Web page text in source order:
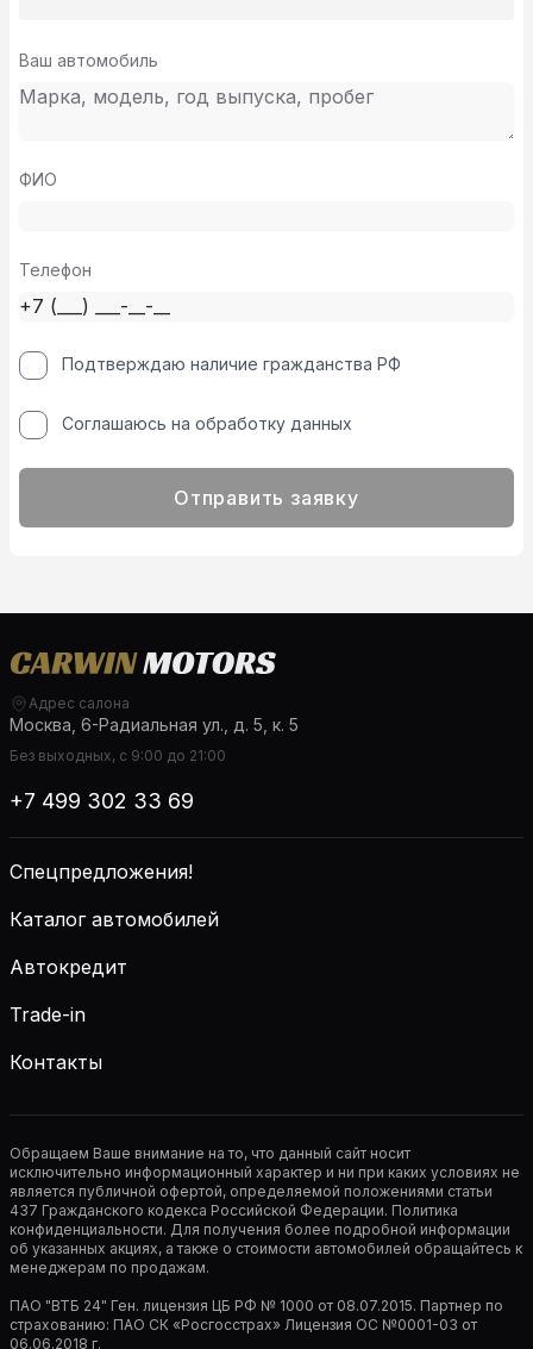
Ваш автомобиль
ФИО
Телефон
Подтверждаю наличие гражданства РФ
Соглашаюсь на обработку данных
Отправить заявку
Адрес салона
Москва, 6-Радиальная ул., д. 5, к. 5
Без выходных, с 9:00 до 21:00
+7 499 302 33 69
Спецпредложения!
Каталог автомобилей
Автокредит
Trade-in
Контакты
Обращаем Ваше внимание на то, что данный сайт носит
исключительно информационный характер и ни при каких условиях не
является публичной офертой, определяемой положениями статьи
437 Гражданского кодекса Российской Федерации. Политика
конфиденциальности. Для получения более подробной информации
об указанных акциях, а также о стоимости автомобилей обращайтесь к
менеджерам по продажам.
ПАО "ВТБ 24" Ген. лицензия ЦБ РФ № 1000 от 08.07.2015. Партнер по
страхованию: ПАО СК «Росгосстрах» Лицензия ОС №0001-03 от
06.06.2018 г.